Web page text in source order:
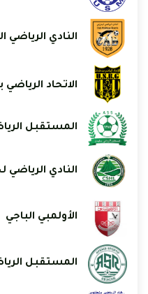
النادي الرياضي
الاتحاد الرياضي
المستقبل
النادي الرياضي
الأولمبي الباجي
المستقبل